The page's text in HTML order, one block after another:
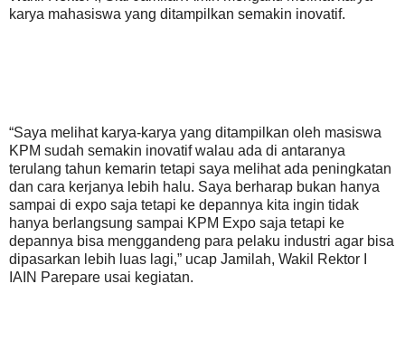
karya mahasiswa yang ditampilkan semakin inovatif.
“Saya melihat karya-karya yang ditampilkan oleh masiswa
KPM sudah semakin inovatif walau ada di antaranya
terulang tahun kemarin tetapi saya melihat ada peningkatan
dan cara kerjanya lebih halu. Saya berharap bukan hanya
sampai di expo saja tetapi ke depannya kita ingin tidak
hanya berlangsung sampai KPM Expo saja tetapi ke
depannya bisa menggandeng para pelaku industri agar bisa
dipasarkan lebih luas lagi,” ucap Jamilah, Wakil Rektor I
IAIN Parepare usai kegiatan.